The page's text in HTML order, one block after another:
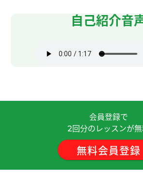
辛苦了～，下节课见。( 50代 男性 )
脖子上，然后去跑步。下节课见。
动必须的。下节课见！( 50代 男性 )
辛苦了～，下节课见！( 50代 男性 )
我也听说过"猫经济“这个词。最近
视频，很想养一只了。下节课见。(
自己紹介音
会員登録で
2回分のレッスンが
無料会員登録